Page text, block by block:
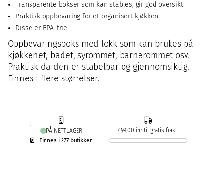
Transparente bokser som kan stables, gir god oversikt
Praktisk oppbevaring for et organisert kjøkken
Disse er BPA-frie
Oppbevaringsboks med lokk som kan brukes på
kjøkkenet, badet, syrommet, barnerommet osv.
Praktisk da den er stabelbar og gjennomsiktig.
Finnes i flere størrelser.
PÅ NETTLAGER
Finnes i 277 butikker
499,00 inntil gratis frakt!